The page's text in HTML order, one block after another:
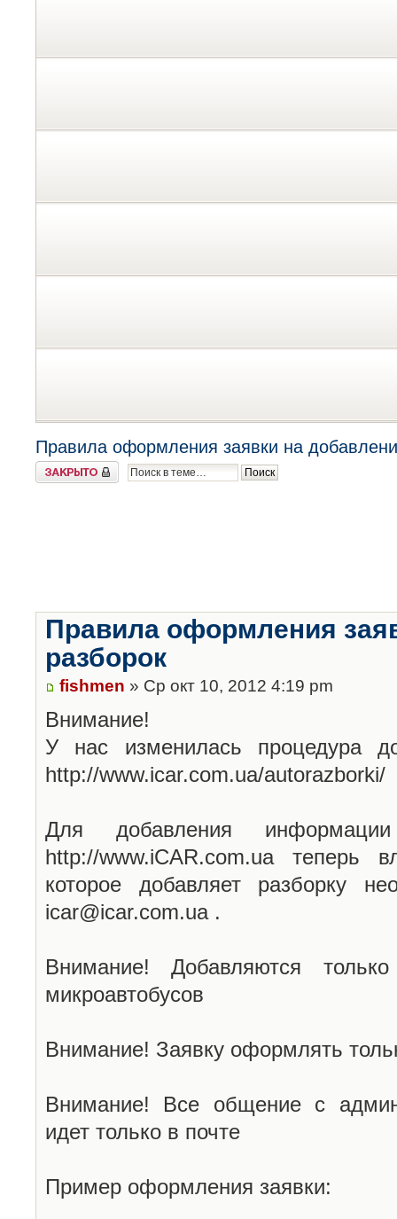
Правила оформления заявки на
Закрыто
Правила оформления
разборок
fishmen » Ср окт 10, 2012 4:19 pm
Внимание!
У нас изменилась процедура
http://www.icar.com.ua/autorazborki/
Для добавления
http://www.iCAR.com.ua теперь
которое добавляет разборку
icar@icar.com.ua .
Внимание! Добавляются
микроавтобусов
Внимание! Заявку оформлять
Внимание! Все общение с
идет только в почте
Пример оформления заявки: